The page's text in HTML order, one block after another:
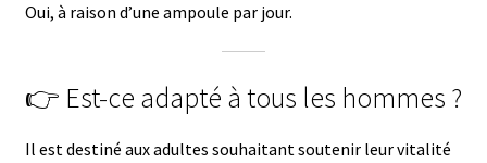
Oui, à raison d’une ampoule par jour.
👉 Est-ce adapté à tous les hommes ?
Il est destiné aux adultes souhaitant soutenir leur vitalité